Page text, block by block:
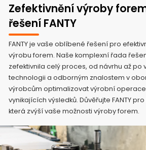
Zefektivnění výroby
řešení FANTY
FANTY je vaše oblíbené řešení pro
výrobu forem. Naše komplexní řada
zefektivnila celý proces, od návrhu až po
technologii a odborným znalostem v
výrobcům optimalizovat výrobní
vynikajících výsledků. Důvěřujte FANTY
která zvýší vaše možnosti výroby forem.